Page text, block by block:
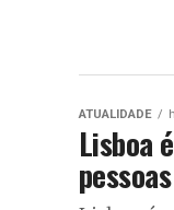
ATUALIDADE
Lisboa